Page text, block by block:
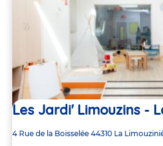
Les Jardi' Limouzins -
Adresse
4 Rue de la Boisselée 44310 La